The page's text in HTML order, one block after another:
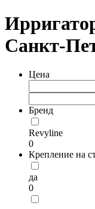
Санкт-
Цена
Бренд
Revyline
0
Крепление на
да
0